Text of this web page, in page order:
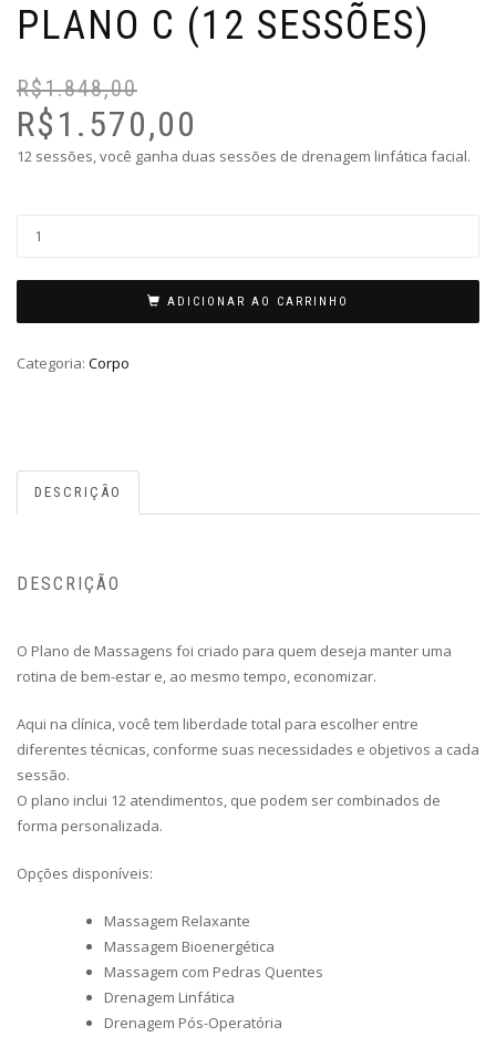
PLANO C (12 SESSÕES)
R$1.848,00
R$1.570,00
12 sessões, você ganha duas sessões de drenagem linfática facial.
ADICIONAR AO CARRINHO
Categoria: Corpo
DESCRIÇÃO
DESCRIÇÃO
O Plano de Massagens foi criado para quem deseja manter uma
rotina de bem-estar e, ao mesmo tempo, economizar.
Aqui na clínica, você tem liberdade total para escolher entre
diferentes técnicas, conforme suas necessidades e objetivos a cada
sessão.
O plano inclui 12 atendimentos, que podem ser combinados de
forma personalizada.
Opções disponíveis:
Massagem Relaxante
Massagem Bioenergética
Massagem com Pedras Quentes
Drenagem Linfática
Drenagem Pós-Operatória